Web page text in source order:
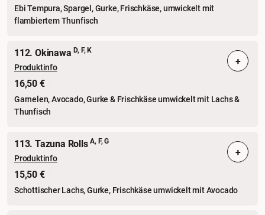
Ebi Tempura, Spargel, Gurke, Frischkäse, umwickelt mit
flambiertem Thunfisch
112. OkinawaD, F, K
Produktinfo
16,50 €
Garnelen, Avocado, Gurke & Frischkäse umwickelt mit Lachs &
Thunfisch
+
113. Tazuna RollsA, F, G
Produktinfo
15,50 €
Schottischer Lachs, Gurke, Frischkäse umwickelt mit Avocado
+